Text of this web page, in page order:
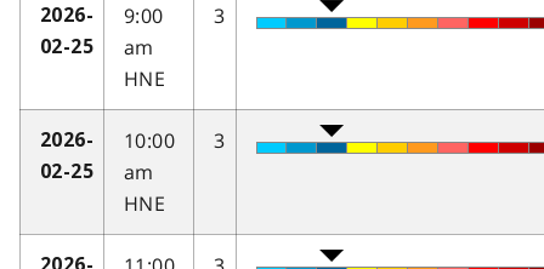
2026-
02-25
9:00
am
HNE
3
2026-
02-25
10:00
am
HNE
3